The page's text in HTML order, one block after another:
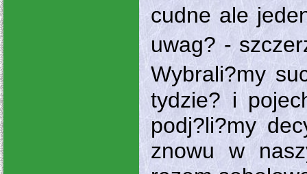
cudne ale
uwag? -
Wybrali?my
tydzie? i
podj?li?my
znowu w